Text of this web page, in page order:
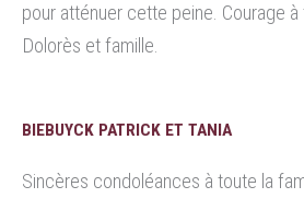
pour atténuer cette peine. Courage à
Dolorès et famille.
BIEBUYCK PATRICK ET TANIA
Sincères condoléances à toute la